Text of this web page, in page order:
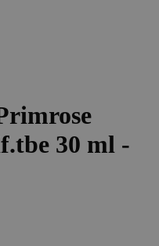
30 ml -